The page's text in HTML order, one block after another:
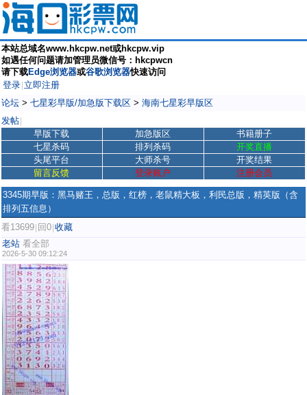
本站总域名www.hkcpw.net或hkcpw.vip
如遇任何问题请加管理员微信号：hkcpwcn
请下载Edge浏览器或谷歌浏览器快速访问
登录 立即注册
论坛 > 七星彩早版/加急版下载区 > 海南七星彩早版区
发帖
早版下载 加急版区
书籍册子
七星杀码
排列杀码
开奖直播
头尾平台
大师杀号
开奖结果
留言反馈
登录账户 注册会员
3345期早版：黑马赌王，总版，红榜，老鼠精大板，利民总版，精英版（含
排列五信息）
看13699 回0 收藏
老站 看全部
2026-5-30 09:12:24